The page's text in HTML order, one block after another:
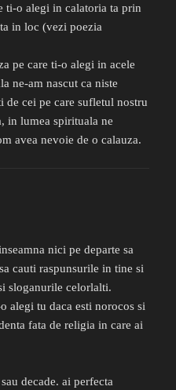
ti-o alegi in calatoria ta prin
in loc (vezi poezia
pe care ti-o alegi in acele
ne-am nascut ca niste
de cei pe care sufletul nostru
in lumea spirituala ne
avea nevoie de o calauza.
nici pe departe sa
cauti raspunsurile in tine si
sloganurile celorlalti.
alegi tu daca esti norocos si
fata de religia in care ai
decade. ai perfecta